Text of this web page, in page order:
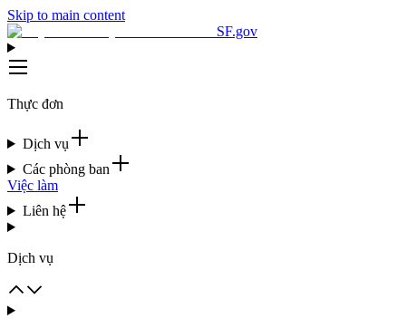
Skip to main content
SF.gov
Thực đơn
Dịch vụ
Các phòng ban
Việc làm
Liên hệ
Dịch vụ